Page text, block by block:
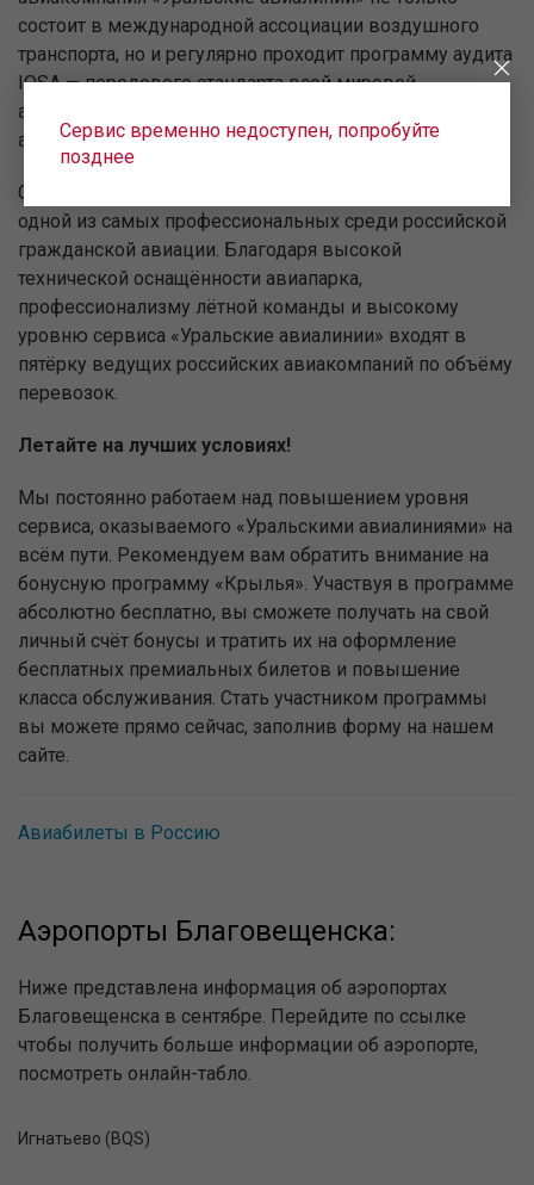
состоит в международной ассоциации воздушного
транспорта, но и регулярно проходит программу аудита
IOSA — передового стандарта всей мировой
авиационной индустрии в области осуществления
авиаперевозок и обеспечения их безопасности.
Сегодня наша авиационно-техническая база является
одной из самых профессиональных среди российской
гражданской авиации. Благодаря высокой
технической оснащённости авиапарка,
профессионализму лётной команды и высокому
уровню сервиса «Уральские авиалинии» входят в
пятёрку ведущих российских авиакомпаний по объёму
перевозок.
Летайте на лучших условиях!
Мы постоянно работаем над повышением уровня
сервиса, оказываемого «Уральскими авиалиниями» на
всём пути. Рекомендуем вам обратить внимание на
бонусную программу «Крылья». Участвуя в программе
абсолютно бесплатно, вы сможете получать на свой
личный счёт бонусы и тратить их на оформление
бесплатных премиальных билетов и повышение
класса обслуживания. Стать участником программы
вы можете прямо сейчас, заполнив форму на нашем
сайте.
Авиабилеты в Россию
Аэропорты Благовещенска:
Ниже представлена информация об аэропортах
Благовещенска в сентябре. Перейдите по ссылке
чтобы получить больше информации об аэропорте,
посмотреть онлайн-табло.
Игнатьево (BQS)
Сервис временно недоступен, попробуйте
позднее